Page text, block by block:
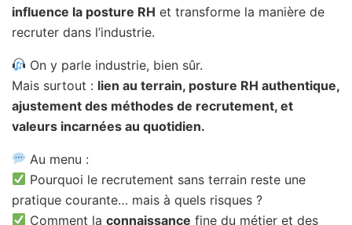
influence la posture RH et transforme la manière de
recruter dans l’industrie.
On y parle industrie, bien sûr.
Mais surtout : lien au terrain, posture RH authentique,
ajustement des méthodes de recrutement, et
valeurs incarnées au quotidien.
Au menu :
Pourquoi le recrutement sans terrain reste une
pratique courante… mais à quels risques ?
Comment laconnaissance fine du métier et des